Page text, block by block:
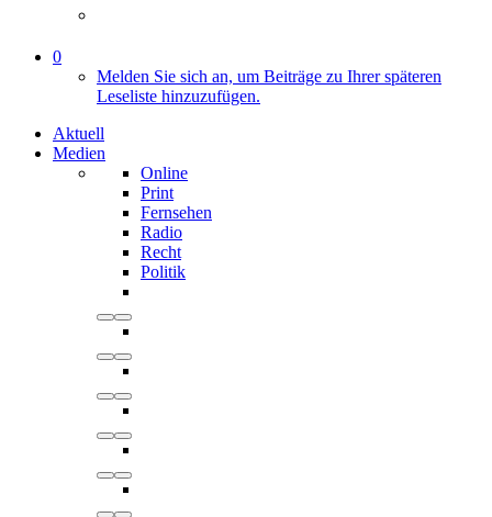
0
Melden Sie sich an, um Beiträge zu Ihrer späteren
Leseliste hinzuzufügen.
Aktuell
Medien
Online
Print
Fernsehen
Radio
Recht
Politik